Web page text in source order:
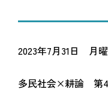
2023年7月31日 月
多民社会×耕論 第